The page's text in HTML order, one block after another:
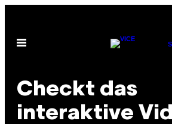
content
Open
Checkt das
interaktive